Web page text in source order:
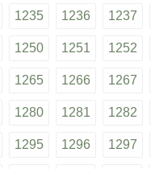
1235 1236 1237
1250 1251 1252
1265 1266 1267
1280 1281 1282
1295 1296 1297